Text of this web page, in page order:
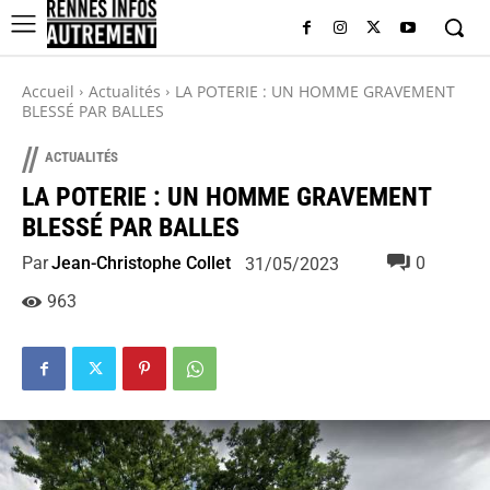
Accueil Actualités
LA POTERIE : UN HOMME GRAVEMENT
BLESSÉ PAR BALLES
// ACTUALITÉS
LA POTERIE : UN HOMME GRAVEMENT
BLESSÉ PAR BALLES
ParJean-Christophe Collet 31/05/2023
0
963